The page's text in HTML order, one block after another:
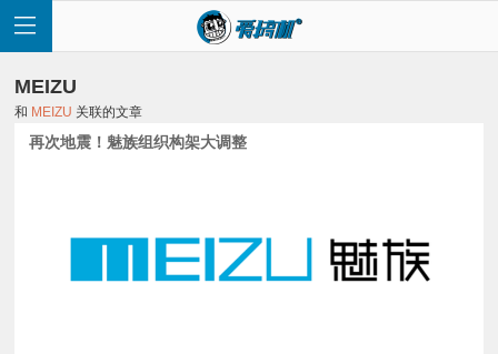
MEIZU
和 MEIZU 关联的文章
再次地震！魅族组织构架大调整